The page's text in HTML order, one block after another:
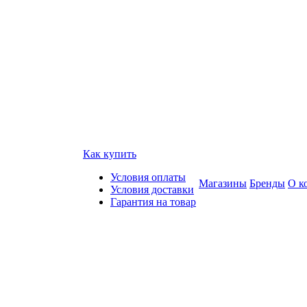
Как купить
Условия оплаты
Условия доставки
Гарантия на товар
Магазины Бренды О